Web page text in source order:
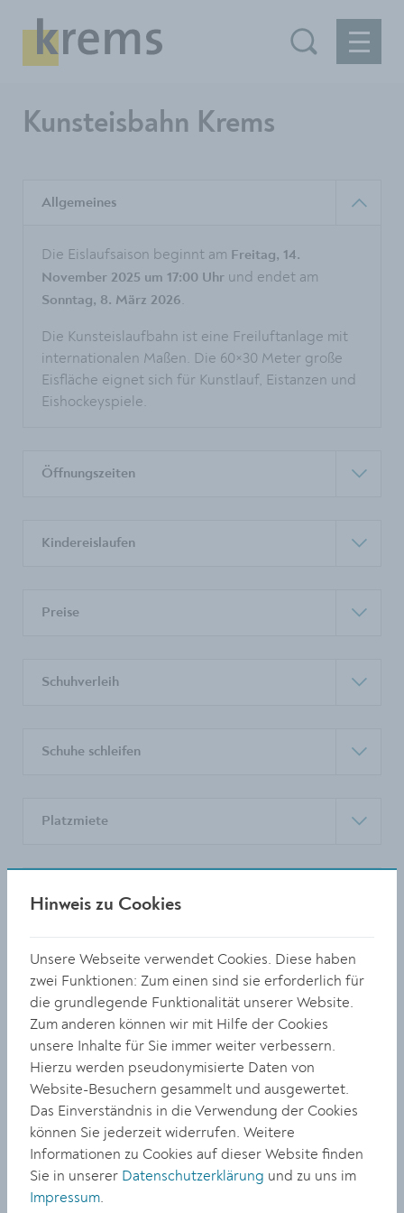
Kunsteisbahn Krems
Allgemeines
Die Eislaufsaison beginnt am Freitag, 14.
November 2025 um 17:00 Uhr und endet am
Sonntag, 8. März 2026.
Die Kunsteislaufbahn ist eine Freiluftanlage mit
internationalen Maßen. Die 60×30 Meter große
Eisfläche eignet sich für Kunstlauf, Eistanzen und
Eishockeyspiele.
Öffnungszeiten
Kindereislaufen
Preise
Schuhverleih
Schuhe schleifen
Platzmiete
Veranstaltungen
Sport- und Freizeitbetriebe
Strandbadstraße 5
3500 Krems
0 27 32 / 801 636 od. 638
sport@krems.gv.at
Hinweis zu Cookies
Unsere Webseite verwendet Cookies. Diese haben
zwei Funktionen: Zum einen sind sie erforderlich für
die grundlegende Funktionalität unserer Website.
Zum anderen können wir mit Hilfe der Cookies
unsere Inhalte für Sie immer weiter verbessern.
Hierzu werden pseudonymisierte Daten von
Website-Besuchern gesammelt und ausgewertet.
Das Einverständnis in die Verwendung der Cookies
können Sie jederzeit widerrufen. Weitere
Informationen zu Cookies auf dieser Website finden
Sie in unserer Datenschutzerklärung und zu uns im
Impressum.